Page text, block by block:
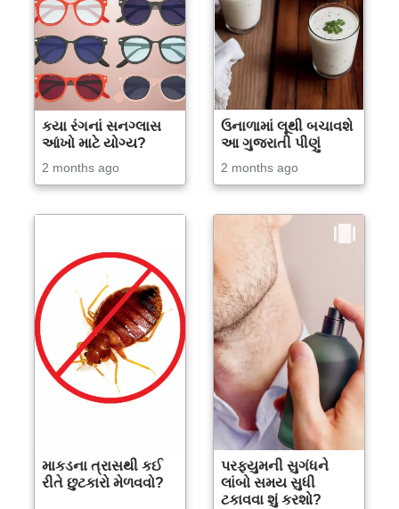
કયા રંગનાં સનગ્લાસ
આંખો માટે યોગ્ય?
2 months ago
ઉનાળામાં લૂથી બચાવશે
આ ગુજરાતી પીણું
2 months ago
માકડના ત્રાસથી કઈ
રીતે છુટકારો મેળવવો?
પરફ્યુમની સુગંધને
લાંબો સમય સુધી
ટકાવવા શું કરશો?